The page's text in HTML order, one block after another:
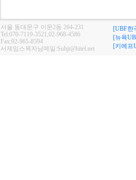
서울 동대문구 이문2동 264-231
Tel:070-7119-3521,02-968-4586
Fax:02-965-8594
서제임스목자님메일:Suhjt@hitel.net
[UBF한
[뉴욕
[키에프